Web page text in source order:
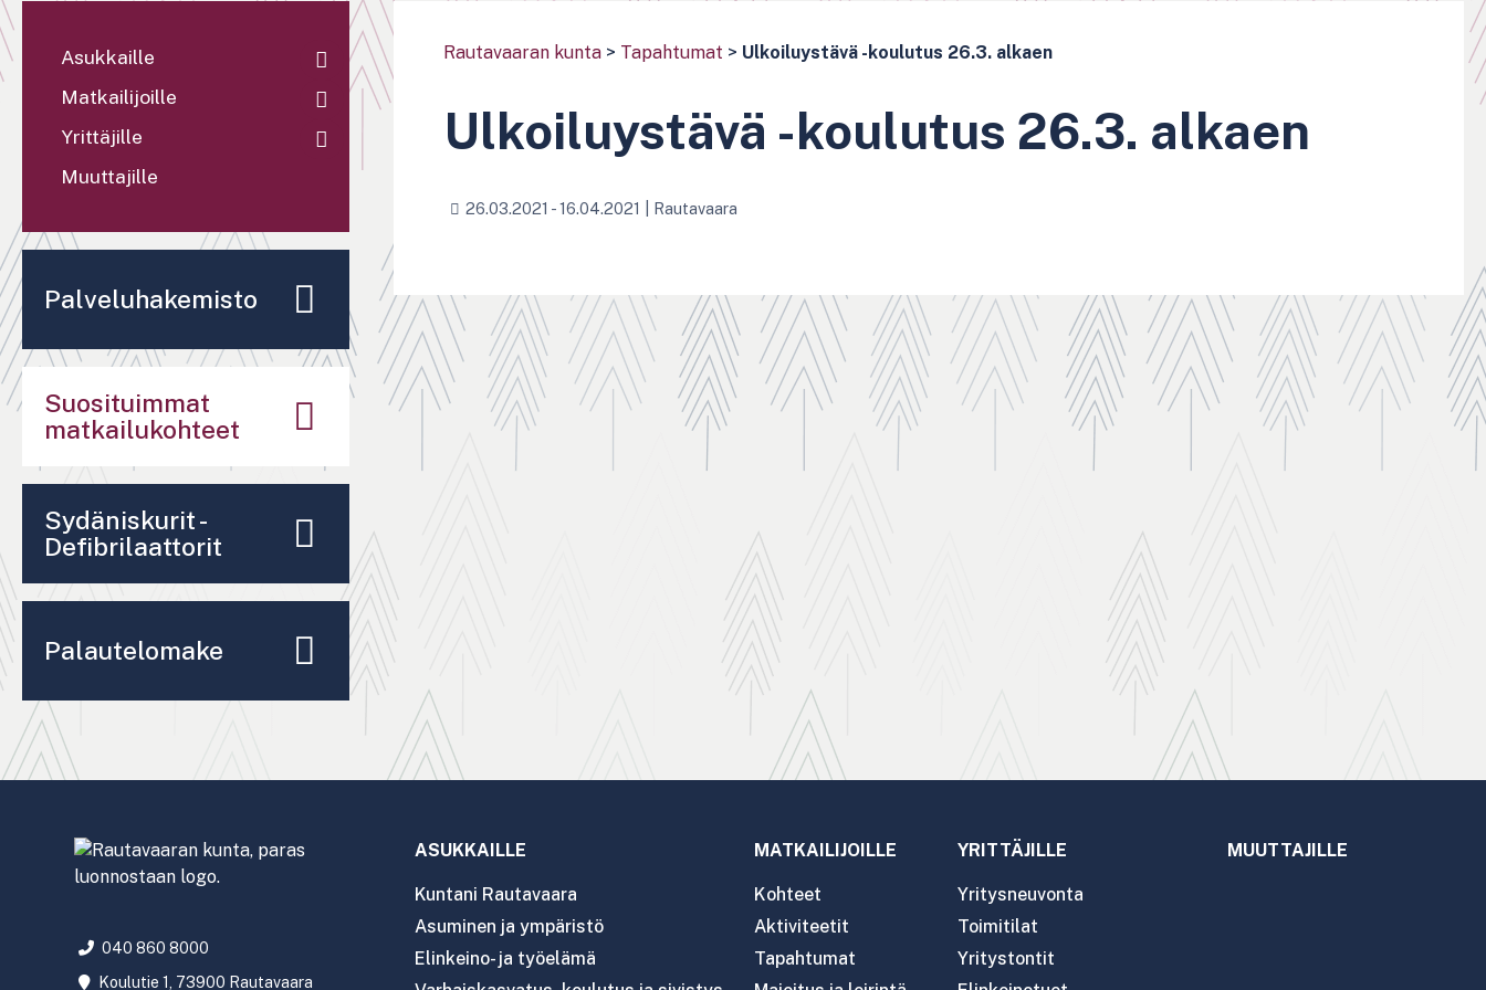
Rautavaaran kunta > Tapahtumat > Ulkoiluystävä -koulutus 26.3. alkaen
Ulkoiluystävä -koulutus 26.3. alkaen
26.03.2021 - 16.04.2021 Rautavaara
Asukkaille
Matkailijoille
Yrittäjille
Muuttajille
Palveluhakemisto
Suosituimmat
matkailukohteet
Sydäniskurit -
Defibrilaattorit
Palautelomake
040 860 8000
Koulutie 1, 73900 Rautavaara
ASUKKAILLE
Kuntani Rautavaara
Asuminen ja ympäristö
Elinkeino- ja työelämä
MATKAILIJOILLE
Kohteet
Aktiviteetit
Tapahtumat
YRITTÄJILLE
Yritysneuvonta
Toimitilat
Yritystontit
MUUTTAJILLE